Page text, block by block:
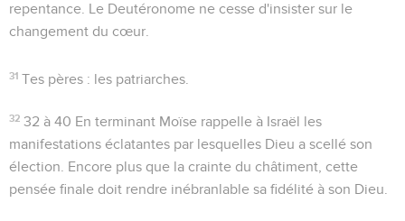
repentance. Le Deutéronome ne cesse d'insister sur le
changement du cœur.
31 Tes pères : les patriarches.
32 32 à 40 En terminant Moïse rappelle à Israël les
manifestations éclatantes par lesquelles Dieu a scellé son
élection. Encore plus que la crainte du châtiment, cette
pensée finale doit rendre inébranlable sa fidélité à son Dieu.